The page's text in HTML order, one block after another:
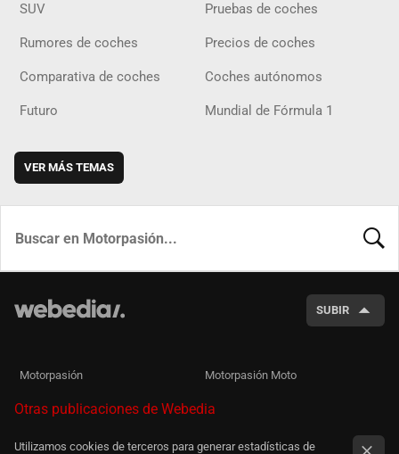
SUV Pruebas de coches
Rumores de coches Precios de coches
Comparativa de coches Coches autónomos
Futuro Mundial de Fórmula 1
VER MÁS TEMAS
SUBIR
Motorpasión Motorpasión Moto
Otras publicaciones de Webedia
Utilizamos cookies de terceros para generar estadísticas de